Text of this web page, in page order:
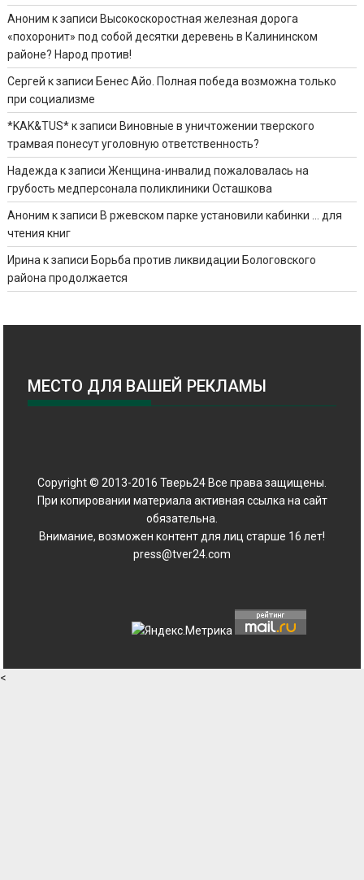
Аноним к записи Высокоскоростная железная дорога
«похоронит» под собой десятки деревень в Калининском
районе? Народ против!
Сергей к записи Бенес Айо. Полная победа возможна только
при социализме
*KAK&TUS*к записи Виновные в уничтожении тверского
трамвая понесут уголовную ответственность?
Надежда к записиЖенщина-инвалид пожаловалась на
грубость медперсонала поликлиники Осташкова
Аноним к записи В ржевском парке установили кабинки … для
чтения книг
Ирина к записи Борьба против ликвидации Бологовского
района продолжается
МЕСТО ДЛЯ ВАШЕЙ РЕКЛАМЫ
Copyright © 2013-2016 Тверь24 Все права защищены.
При копировании материала активная ссылка на сайт
обязательна.
Внимание, возможен контент для лиц старше 16 лет!
press@tver24.com
<